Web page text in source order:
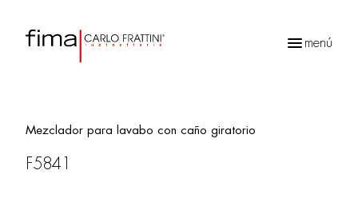
menú
Mezclador para lavabo con caño giratorio
F5841